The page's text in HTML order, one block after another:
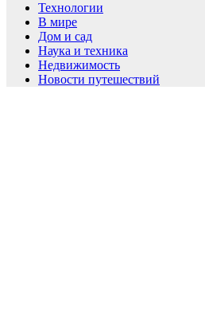
Технологии
В мире
Дом и сад
Наука и техника
Недвижимость
Новости путешествий